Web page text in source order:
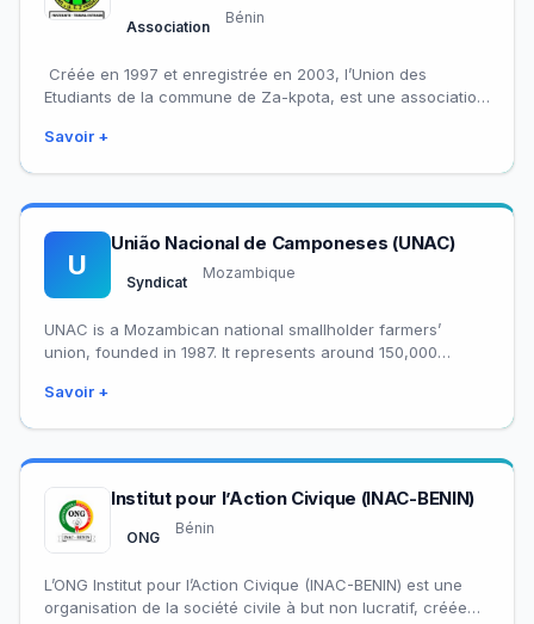
Association
Bénin
Créée en 1997 et enregistrée en 2003, l’Union des
Etudiants de la commune de Za-kpota, est une association
Savoir +
U
União Nacional de Camponeses (UNAC)
Syndicat
Mozambique
UNAC is a Mozambican national smallholder farmers’
union, founded in 1987. It represents around 150,000
district,…
Savoir +
Institut pour l’Action Civique (INAC-BENIN)
ONG
Bénin
L’ONG Institut pour l’Action Civique (INAC-BENIN) est une
organisation de la société civile à but non lucratif, créée